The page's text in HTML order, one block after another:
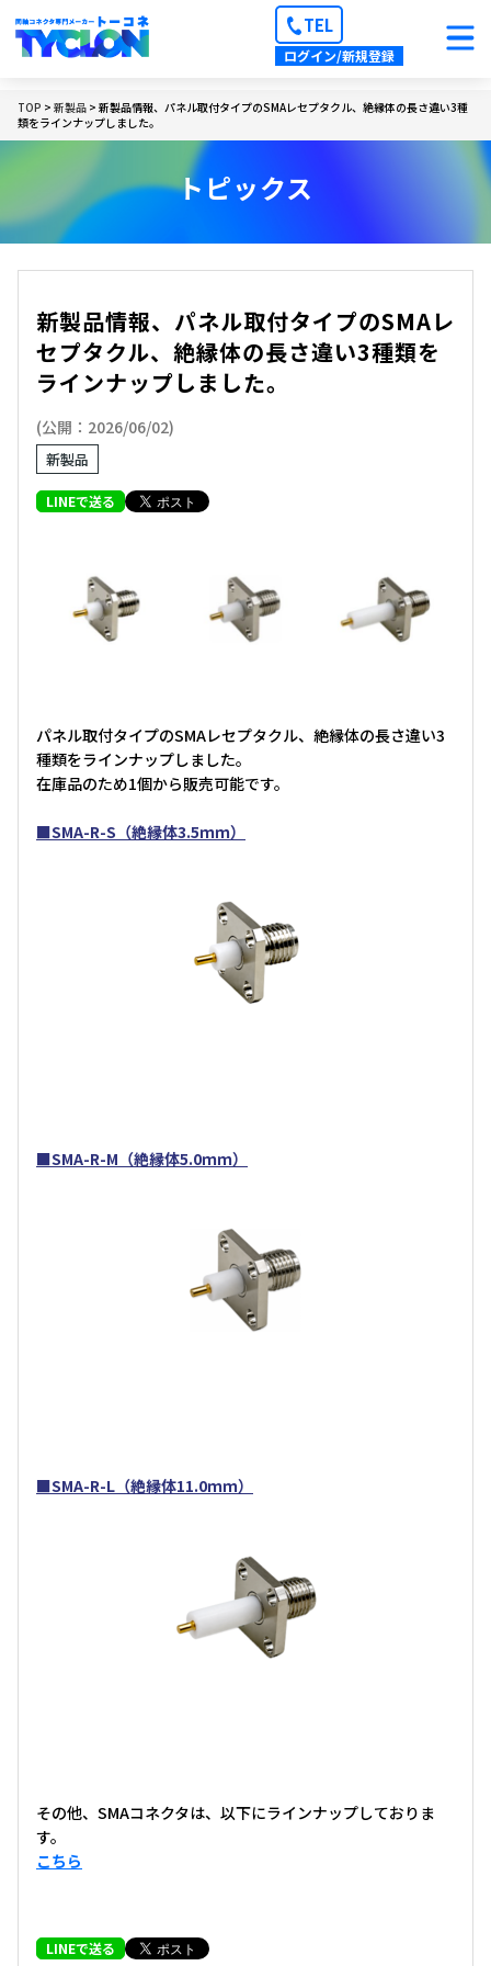
TEL
ログイン/新規登録
TOP > 新製品 > 新製品情報、パネル取付タイプのSMAレセプタクル、絶縁体の長さ違い3種
類をラインナップしました。
トピックス
新製品情報、パネル取付タイプのSMAレ
セプタクル、絶縁体の長さ違い3種類を
ラインナップしました。
(公開：2026/06/02)
新製品
LINEで送る
パネル取付タイプのSMAレセプタクル、絶縁体の長さ違い3
種類をラインナップしました。
在庫品のため1個から販売可能です。
■SMA-R-S（絶縁体3.5ｍｍ）
■SMA-R-M（絶縁体5.0ｍｍ）
■SMA-R-L（絶縁体11.0ｍｍ）
その他、SMAコネクタは、以下にラインナップしておりま
す。
こちら
LINEで送る